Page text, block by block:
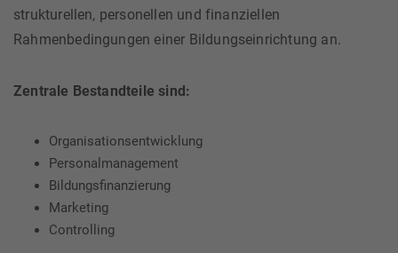
strukturellen, personellen und finanziellen
Rahmenbedingungen einer Bildungseinrichtung an.
Zentrale Bestandteile sind:
Organisationsentwicklung
Personalmanagement
Bildungsfinanzierung
Marketing
Controlling